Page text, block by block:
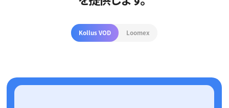
Kollus VOD Loomex